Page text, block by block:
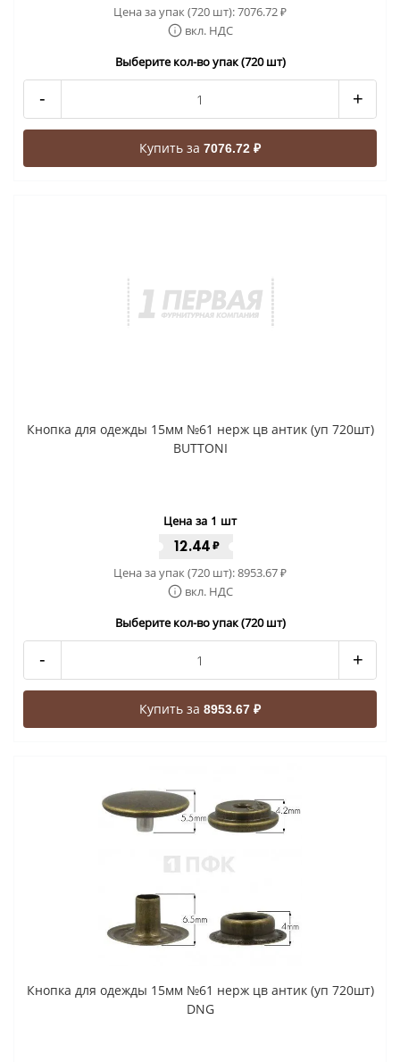
Цена за упак (720 шт):7076.72₽
вкл. НДС
Выберите кол-во упак (720 шт)
- +
Купить за 7076.72 ₽
Кнопка для одежды 15мм №61 нерж цв антик (уп 720шт)
BUTTONI
Цена за 1 шт
12.44 ₽
Цена за упак (720 шт):8953.67₽
вкл. НДС
Выберите кол-во упак (720 шт)
- +
Купить за 8953.67 ₽
Кнопка для одежды 15мм №61 нерж цв антик (уп 720шт)
DNG